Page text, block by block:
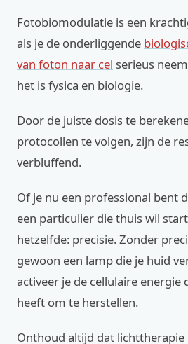
Fotobiomodulatie is een
als je de onderliggende
van foton naar cel serieus
het is fysica en biologie.
Door de juiste dosis te
protocollen te volgen, zijn de
verbluffend.
Of je nu een professional bent
een particulier die thuis wil
hetzelfde: precisie. Zonder
gewoon een lamp die je huid
activeer je de cellulaire energie
heeft om te herstellen.
Onthoud altijd dat lichttherapie